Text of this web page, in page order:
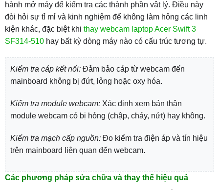
hành mở máy để kiểm tra các thành phần vật lý. Điều này
đòi hỏi sự tỉ mỉ và kinh nghiệm để không làm hỏng các linh
kiện khác, đặc biệt khi thay webcam laptop Acer Swift 3
SF314-510hay bất kỳ dòng máy nào có cấu trúc tương tự.
Kiểm tra cáp kết nối:Đảm bảo cáp từ webcam đến
mainboard không bị đứt, lỏng hoặc oxy hóa.
Kiểm tra module webcam:Xác định xem bản thân
module webcam có bị hỏng (chập, cháy, nứt) hay không.
Kiểm tra mạch cấp nguồn:Đo kiểm tra điện áp và tín hiệu
trên mainboard liên quan đến webcam.
Các phương pháp sửa chữa và thay thế hiệu quả